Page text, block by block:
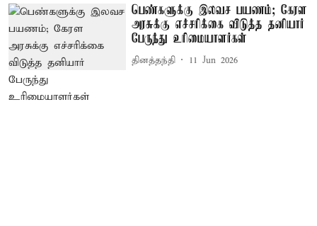
பெண்களுக்கு இலவச பயணம்; கேரள
அரசுக்கு எச்சரிக்கை விடுத்த தனியார்
பேருந்து உரிமையாளர்கள்
தினத்தந்தி 11 Jun 2026